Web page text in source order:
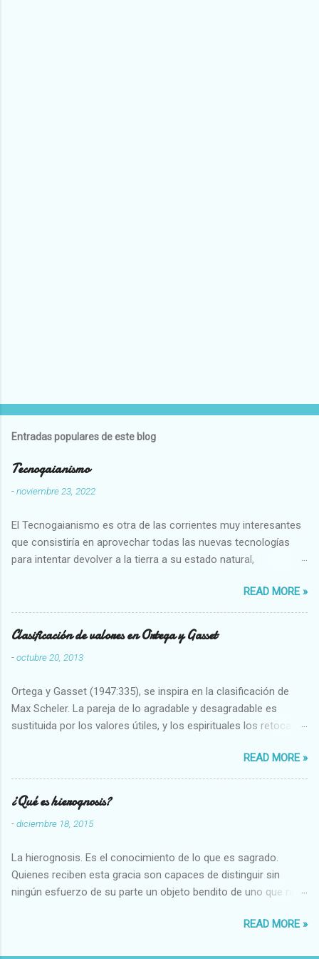
Entradas populares de este blog
Tecnogaianismo
-noviembre 23, 2022
El Tecnogaianismo es otra de las corrientes muy interesantes
que consistiría en aprovechar todas las nuevas tecnologías
para intentar devolver a la tierra a su estado natural,
READ MORE »
Clasificación de valores en Ortega y Gasset
-octubre 20, 2013
Ortega y Gasset (1947:335), se inspira en la clasificación de
Max Scheler. La pareja de lo agradable y desagradable es
sustituida por los valores útiles, y los espirituales los retoca.
Abundante-Escaso,etc 2 VITALES Sano-Enfermo Selecto-
Vulgar Enérgico-Inerte Fuerte-Débil,etc. 3 ESPIRITUALES a)
Intelectuales Conocimiento-Error Exacto-Aproximado
Evidente-Probable,etc b) Morales Bueno-malo Bondadoso-
malvado Justo-Injusto Escrupuloso-Relajado Leal-Desleal,etc.
Armonioso-Inarmonioso 4 RELIGIOSOS Santo-Pr...
READ MORE »
¿Qué es hierognosis?
-diciembre 18, 2015
La hierognosis. Es el conocimiento de lo que es sagrado.
Quienes reciben esta gracia son capaces de distinguir sin
ningún esfuerzo de su parte un objeto bendito de uno que no
READ MORE »